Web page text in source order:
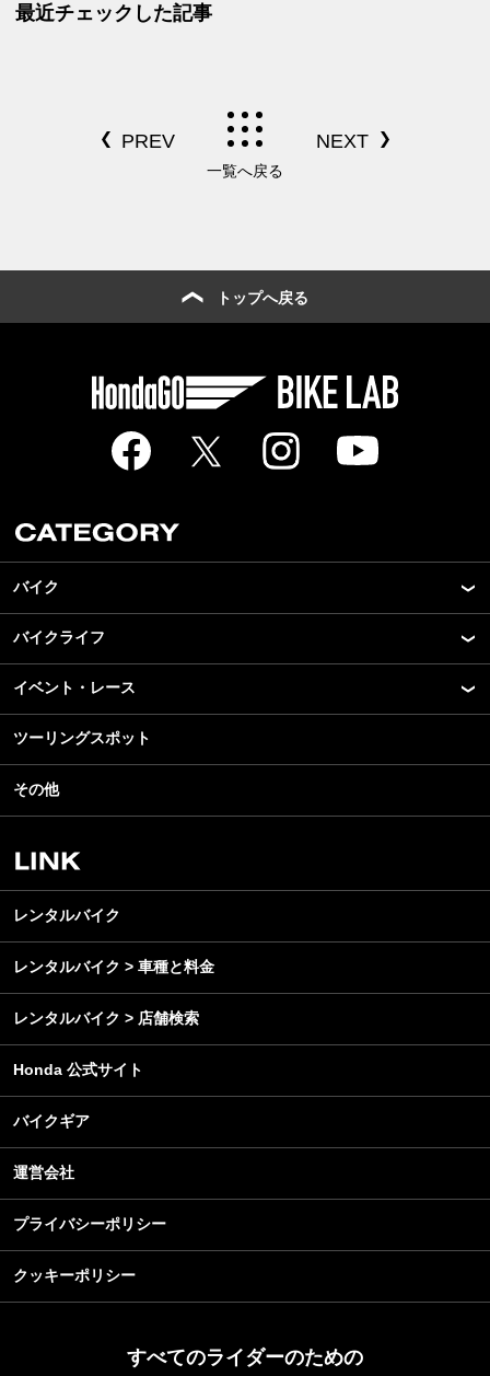
最近チェックした記事
一覧へ戻る
トップへ戻る
バイク
New Model Show
モデル情報
カスタマイズパーツ
テクノロジー
名車・旧車
ビジネス
バイクライフ
アプリ
ライディングギア
ツーリング
アウトドア
レンタルバイク
イベント・レース
モータースポーツ
イベント
スクール・レッスン
ツーリングスポット
その他
レンタルバイク
レンタルバイク > 車種と料金
レンタルバイク > 店舗検索
Honda 公式サイト
バイクギア
運営会社
プライバシーポリシー
クッキーポリシー
すべてのライダーのための